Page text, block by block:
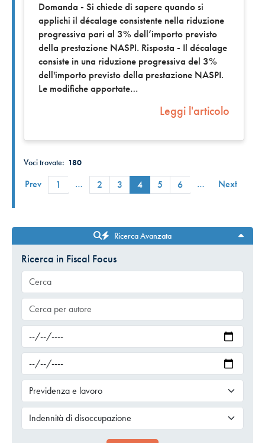
Domanda - Si chiede di sapere quando si
applichi il décalage consistente nella riduzione
progressiva pari al 3% dell’importo previsto
della prestazione NASPI. Risposta - Il décalage
consiste in una riduzione progressiva del 3%
dell'importo previsto della prestazione NASPI.
Le modifiche apportate
Leggi l'articolo
Voci trovate: 180
Prev 1 … 2 3 4 5 6 … Next
Ricerca Avanzata
Ricerca in Fiscal Focus